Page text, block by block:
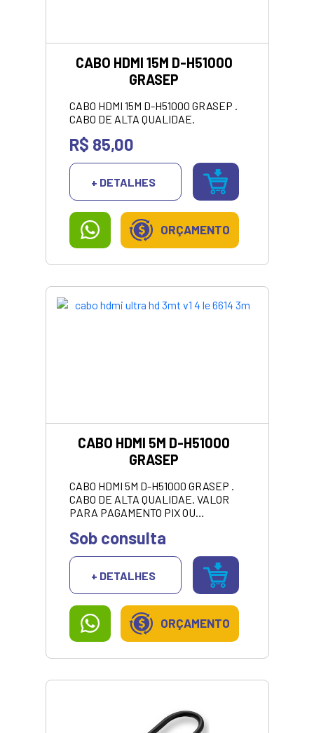
CABO HDMI 15M D-H51000
GRASEP
CABO HDMI 15M D-H51000 GRASEP .
CABO DE ALTA QUALIDAE.
R$ 85,00
+ DETALHES
ORÇAMENTO
CABO HDMI 5M D-H51000
GRASEP
CABO HDMI 5M D-H51000 GRASEP .
CABO DE ALTA QUALIDAE. VALOR
PARA PAGAMENTO PIX OU
Sob consulta
+ DETALHES
ORÇAMENTO